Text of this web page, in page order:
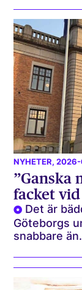
NYHETER,
”Ganska
facket
Det är
Göteborgs
snabbare